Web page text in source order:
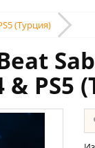
(Турция)
& PS5